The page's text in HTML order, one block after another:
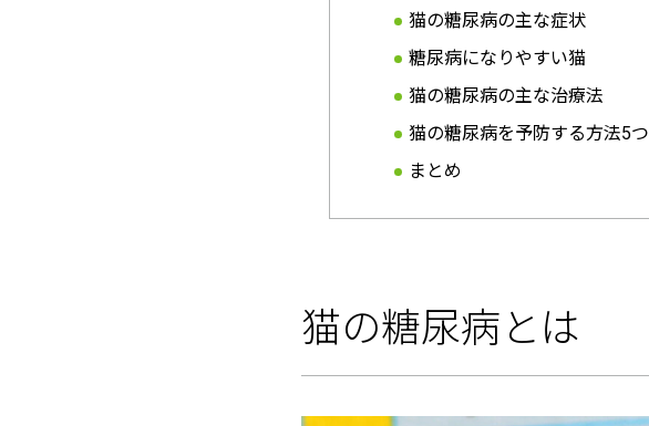
猫の糖尿病の主な症状
糖尿病になりやすい猫
猫の糖尿病の主な治療法
猫の糖尿病を予防する方法5つ
まとめ
猫の糖尿病とは